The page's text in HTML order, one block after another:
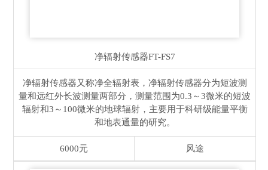
净辐射传感器FT-FS7
净辐射传感器又称净全辐射表，净辐射传感器分为短波测
量和远红外长波测量两部分，测量范围为0.3～3微米的短波
辐射和3～100微米的地球辐射，主要用于科研级能量平衡
和地表通量的研究。
6000元 风途